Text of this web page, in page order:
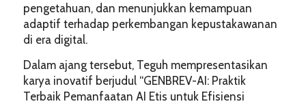
pengetahuan, dan menunjukkan kemampuan
adaptif terhadap perkembangan kepustakawanan
di era digital.
Dalam ajang tersebut, Teguh mempresentasikan
karya inovatif berjudul “GENBREV-AI: Praktik
Terbaik Pemanfaatan AI Etis untuk Efisiensi